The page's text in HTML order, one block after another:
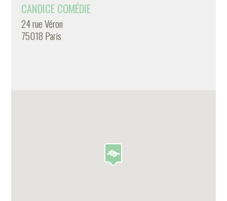
CANDICE COMÉDIE
24 rue Véron
75018 Paris